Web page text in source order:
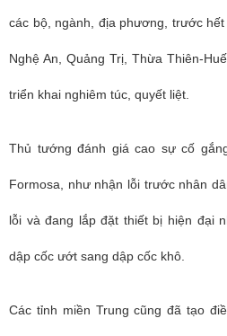
các bộ, ngành, địa phương, trước
Nghệ An, Quảng Trị, Thừa Thiên-
triển khai nghiêm túc, quyết liệt.
Thủ tướng đánh giá cao sự cố
Formosa, như nhận lỗi trước nhân
lỗi và đang lắp đặt thiết bị hiện đại
dập cốc ướt sang dập cốc khô.
Các tỉnh miền Trung cũng đã tạo